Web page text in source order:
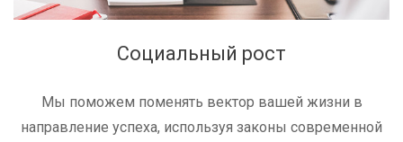
Социальный рост
Мы поможем поменять вектор вашей жизни в
направление успеха, используя законы современной